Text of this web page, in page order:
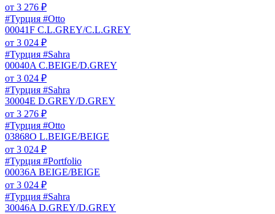
от 3 276 ₽
#Турция #Otto
00041F C.L.GREY/C.L.GREY
от 3 024 ₽
#Турция #Sahra
00040A C.BEIGE/D.GREY
от 3 024 ₽
#Турция #Sahra
30004E D.GREY/D.GREY
от 3 276 ₽
#Турция #Otto
03868O L.BEIGE/BEIGE
от 3 024 ₽
#Турция #Portfolio
00036A BEIGE/BEIGE
от 3 024 ₽
#Турция #Sahra
30046A D.GREY/D.GREY